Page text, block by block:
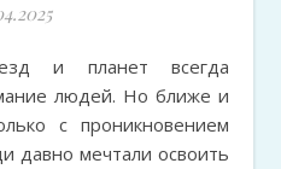
людей. Но ближе и
с проникновением
давно мечтали освоить